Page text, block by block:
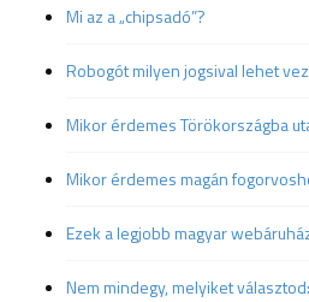
Mi az a „chipsadó”?
Robogót milyen jogsival lehet
Mikor érdemes Törökországba
Mikor érdemes magán
Ezek a legjobb magyar
Nem mindegy, melyiket